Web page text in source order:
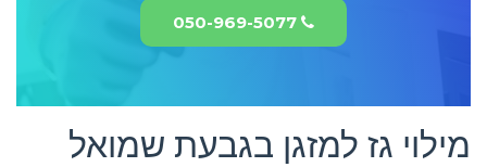
050-969-5077
מילוי גז למזגן בגבעת שמואל